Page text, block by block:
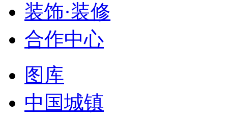
装饰·装修
合作中心
图库
中国城镇